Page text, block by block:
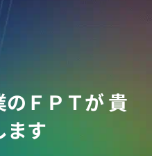
ＦＰＴが貴
ます